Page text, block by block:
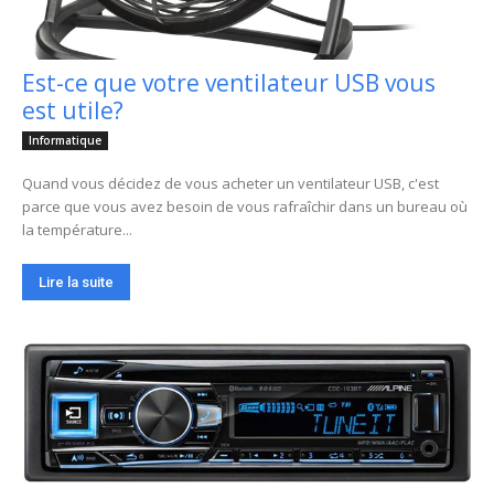
Est-ce que votre ventilateur USB vous
est utile?
Informatique
Quand vous décidez de vous acheter un ventilateur USB, c'est
parce que vous avez besoin de vous rafraîchir dans un bureau où
la température...
Lire la suite